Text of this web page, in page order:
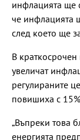
инфлацията ще
че инфлацията
след което ще
В
увеличат
регулираните
повишиха с
„Въпреки това
енергията